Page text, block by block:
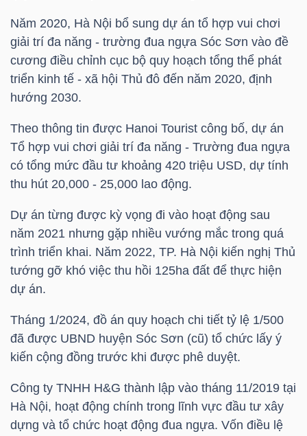
Năm 2020, Hà Nội bổ sung dự án tổ hợp vui chơi
giải trí đa năng - trường đua ngựa Sóc Sơn vào đề
cương điều chỉnh cục bộ quy hoạch tổng thể phát
triển kinh tế - xã hội Thủ đô đến năm 2020, định
hướng 2030.
Theo thông tin được Hanoi Tourist công bố, dự án
Tổ hợp vui chơi giải trí đa năng - Trường đua ngựa
có tổng mức đầu tư khoảng 420 triệu USD, dự tính
thu hút 20,000 - 25,000 lao động.
Dự án từng được kỳ vọng đi vào hoạt động sau
năm 2021 nhưng gặp nhiều vướng mắc trong quá
trình triển khai. Năm 2022, TP. Hà Nội kiến nghị Thủ
tướng gỡ khó việc thu hồi 125ha đất để thực hiện
dự án.
Tháng 1/2024, đồ án quy hoạch chi tiết tỷ lệ 1/500
đã được UBND huyện Sóc Sơn (cũ) tổ chức lấy ý
kiến cộng đồng trước khi được phê duyệt.
Công ty TNHH H&G thành lập vào tháng 11/2019 tại
Hà Nội, hoạt động chính trong lĩnh vực đầu tư xây
dựng và tổ chức hoạt động đua ngựa. Vốn điều lệ
ĐẦU
TƯ
TRUY
XUẤT
DỮ
LIỆU
(-)
VS-
SECTOR
LƯỢNG